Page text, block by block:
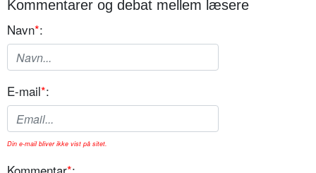
Kommentarer og debat mellem læsere
Navn*:
E-mail*:
Din e-mail bliver ikke vist på sitet.